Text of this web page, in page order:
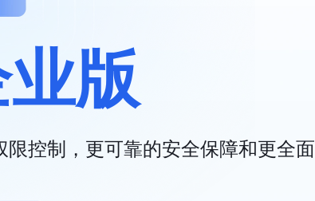
版
控制，更可靠的安全保障和更全面